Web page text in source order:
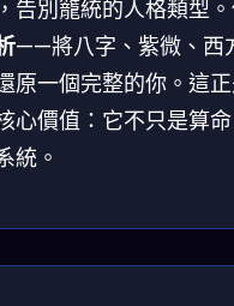
告別籠統的人格類型
——將八字、紫微、西
原一個完整的你。這
心價值：它不只是算
統。